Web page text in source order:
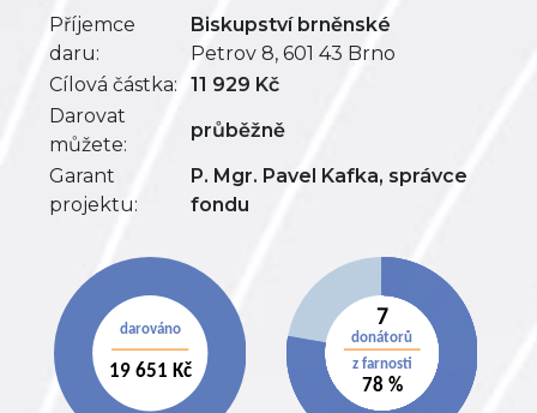
Příjemce
daru:
Biskupství brněnské
Petrov 8, 601 43 Brno
Cílová částka:
11 929 Kč
Darovat
můžete:
průběžně
Garant
projektu:
P. Mgr. Pavel Kafka, správce
fondu